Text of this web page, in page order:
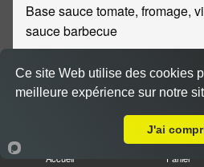
Base sauce tomate, fromage,
sauce barbecue
Accueil Panier
Ce site Web utilise des cookies
meilleure expérience sur notre
J'ai